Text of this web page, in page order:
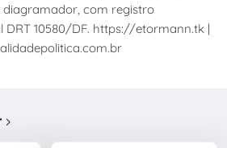
diagramador, com registro
DRT 10580/DF. https://etormann.tk |